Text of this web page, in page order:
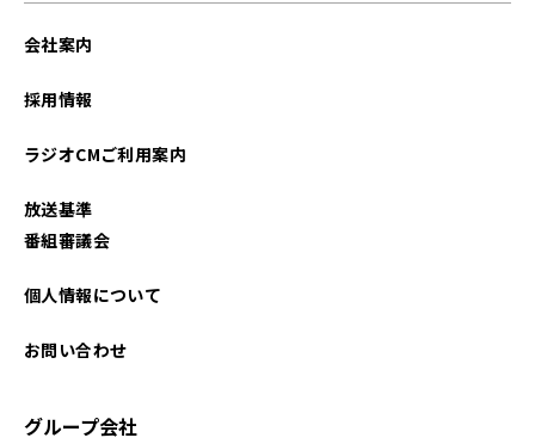
会社案内
採用情報
ラジオCMご利用案内
放送基準
番組審議会
個人情報について
お問い合わせ
グループ会社